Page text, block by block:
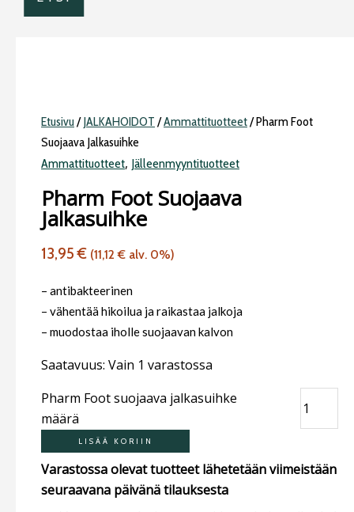
Etusivu/JALKAHOIDOT /Ammattituotteet/ Pharm Foot
Suojaava Jalkasuihke
Ammattituotteet, Jälleenmyyntituotteet
Pharm Foot Suojaava
Jalkasuihke
13,95€ (11,12€ alv. 0%)
– antibakteerinen
– vähentää hikoilua ja raikastaa jalkoja
– muodostaa iholle suojaavan kalvon
Saatavuus: Vain 1 varastossa
Pharm Foot suojaava jalkasuihke
määrä
LISÄÄ KORIIN
Varastossa olevat tuotteet lähetetään viimeistään
seuraavana päivänä tilauksesta